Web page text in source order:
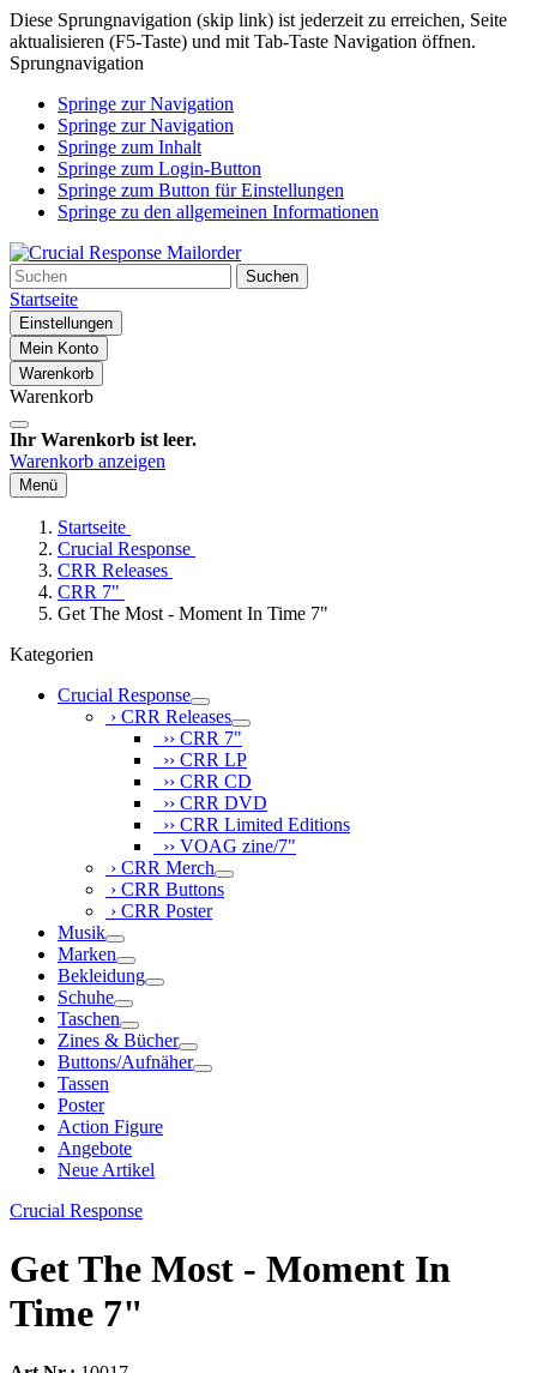
Diese Sprungnavigation (skip link) ist jederzeit zu erreichen, Seite
aktualisieren (F5-Taste) und mit Tab-Taste Navigation öffnen.
Sprungnavigation
Springe zur Navigation
Springe zur Navigation
Springe zum Inhalt
Springe zum Login-Button
Springe zum Button für Einstellungen
Springe zu den allgemeinen Informationen
Suchen
Startseite
Einstellungen
Mein Konto
Warenkorb
Warenkorb
Ihr Warenkorb ist leer.
Warenkorb anzeigen
Menü
Startseite
Crucial Response
CRR Releases
CRR 7"
Get The Most - Moment In Time 7"
Kategorien
Crucial Response
› CRR Releases
›› CRR 7"
›› CRR LP
›› CRR CD
›› CRR DVD
›› CRR Limited Editions
›› VOAG zine/7"
› CRR Merch
› CRR Buttons
› CRR Poster
Musik
Marken
Bekleidung
Schuhe
Taschen
Zines & Bücher
Buttons/Aufnäher
Tassen
Poster
Action Figure
Angebote
Neue Artikel
Crucial Response
Get The Most - Moment In
Time 7"